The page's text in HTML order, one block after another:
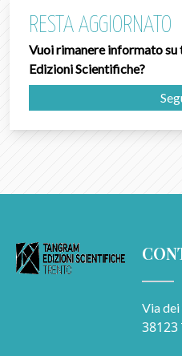
RESTA AGGIORNATO
Vuoi rimanere informato
Edizioni Scientifiche?
Via dei
38123